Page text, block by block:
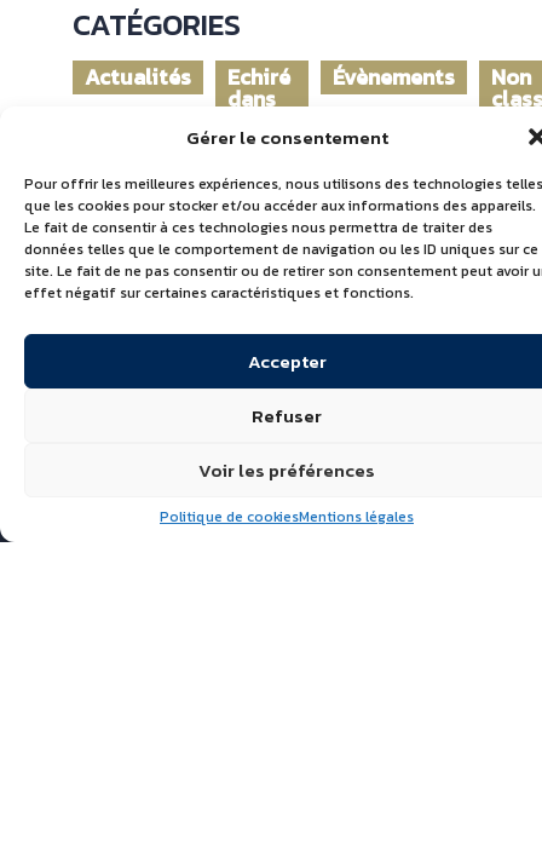
Gérer le consentement
Pour offrir les meilleures expériences, nous utilisons des technologies telles
que les cookies pour stocker et/ou accéder aux informations des appareils.
Le fait de consentir à ces technologies nous permettra de traiter des
données telles que le comportement de navigation ou les ID uniques sur ce
site. Le fait de ne pas consentir ou de retirer son consentement peut avoir
effet négatif sur certaines caractéristiques et fonctions.
Accepter
Refuser
Voir les préférences
Politique de cookiesMentions légales
CATÉGORIES
Actualités Echiré
dans
monde
Évènements Non